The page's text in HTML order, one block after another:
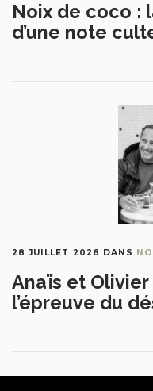
Noix de coco :
d’une note
28 JUILLET 2026 DANS
Anaïs et
l’épreuve du